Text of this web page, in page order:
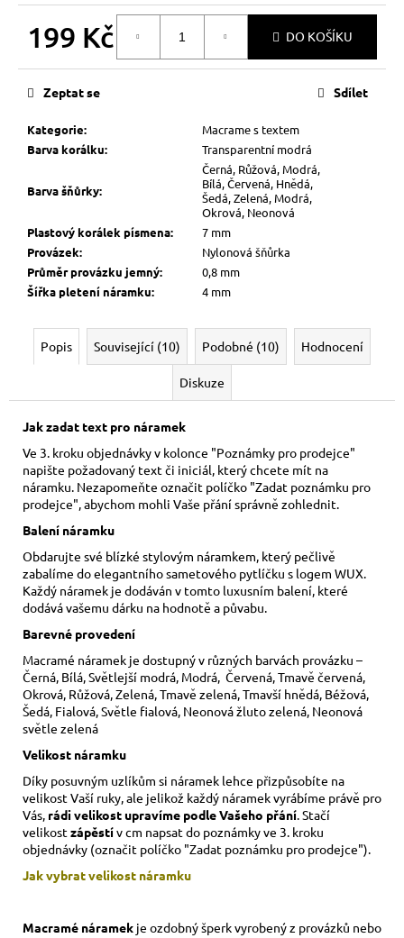
199 Kč DO KOŠÍKU
Kategorie:
Macrame s textem
Barva korálku: Transparentní modrá
Barva šňůrky:
Černá, Růžová, Modrá,
Bílá, Červená, Hnědá,
Šedá, Zelená, Modrá,
Okrová, Neonová
Plastový korálek písmena:
7 mm
Provázek:
Nylonová šňůrka
Průměr provázku jemný:
0,8 mm
Šířka pletení náramku: 4 mm
Zeptat se Sdílet
Popis Související (10) Podobné (10) Hodnocení
Diskuze
Jak zadat text pro náramek
Ve 3. kroku objednávky v kolonce "Poznámky pro prodejce"
napište požadovaný text či iniciál, který chcete mít na
náramku. Nezapomeňte označit políčko "Zadat poznámku pro
prodejce", abychom mohli Vaše přání správně zohlednit.
Balení náramku
Obdarujte své blízké stylovým náramkem, který pečlivě
zabalíme do elegantního sametového pytlíčku s logem WUX.
Každý náramek je dodáván v tomto luxusním balení, které
dodává vašemu dárku na hodnotě a půvabu.
Barevné provedení
Macramé náramek je dostupný v různých barvách provázku –
Černá, Bílá, Světlejší modrá, Modrá, Červená, Tmavě červená,
Okrová, Růžová, Zelená, Tmavě zelená, Tmavší hnědá, Béžová,
Šedá, Fialová, Světle fialová, Neonová žluto zelená, Neonová
světle zelená
Velikost náramku
Díky posuvným uzlíkům si náramek lehce přizpůsobíte na
velikost Vaší ruky, ale jelikož každý náramek vyrábíme právě pro
Vás, rádi velikost upravíme podle Vašeho přání . Stačí
velikostzápěstív cm napsat do poznámky ve 3. kroku
objednávky (označit políčko "Zadat poznámku pro prodejce").
Jak vybrat velikost náramku
Macramé náramek je ozdobný šperk vyrobený z provázků nebo